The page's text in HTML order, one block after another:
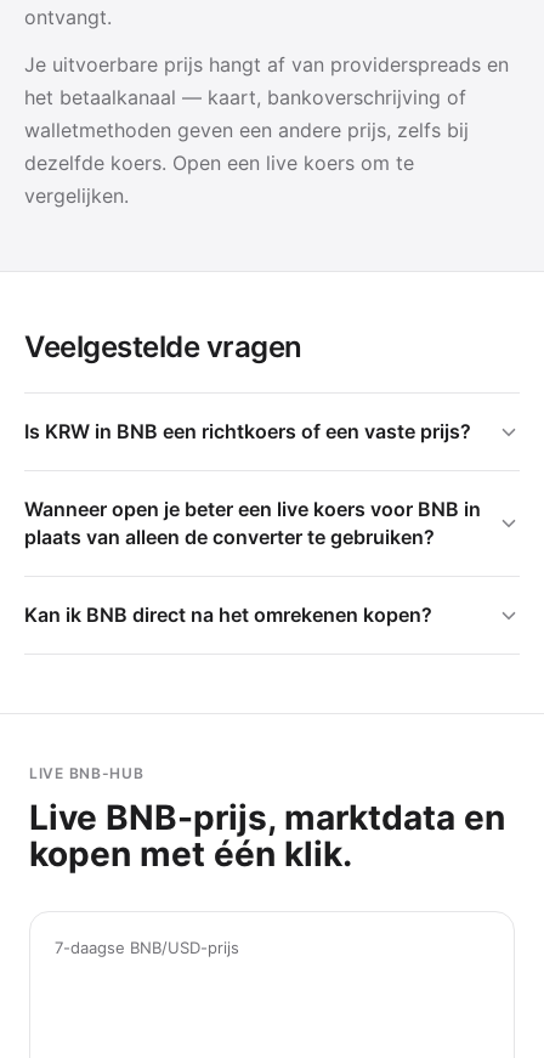
ontvangt.
Je uitvoerbare prijs hangt af van providerspreads en
het betaalkanaal — kaart, bankoverschrijving of
walletmethoden geven een andere prijs, zelfs bij
dezelfde koers. Open een live koers om te
vergelijken.
Veelgestelde vragen
Is KRW in BNB een richtkoers of een vaste prijs?
Wanneer open je beter een live koers voor BNB in
plaats van alleen de converter te gebruiken?
Kan ik BNB direct na het omrekenen kopen?
LIVE BNB-HUB
Live BNB-prijs, marktdata en
kopen met één klik.
7-daagse BNB/USD-prijs